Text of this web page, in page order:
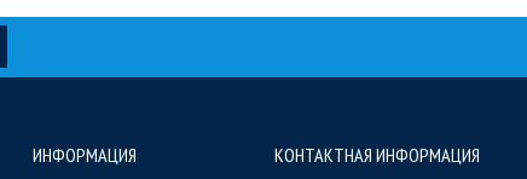
ИНФОРМАЦИЯ КОНТАКТНАЯ ИНФОРМАЦИЯ